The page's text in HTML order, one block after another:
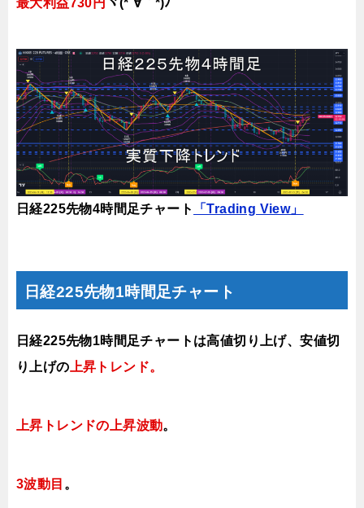
日経225先物4時間足チャート 「Trading View」
日経225先物1時間足チャート
日経225先物1時間足チャートは高値切り上げ、安値切
り上げの 上昇トレンド。
上昇トレンドの上昇波動。
3波動目 。